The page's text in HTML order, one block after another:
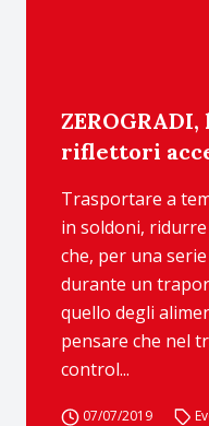
riflettori
Trasportare a
in soldoni,
che, per una
durante un
quello degli
pensare che nel
control...
07/07/2019